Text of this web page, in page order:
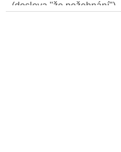
(doslova "že požehnání")....